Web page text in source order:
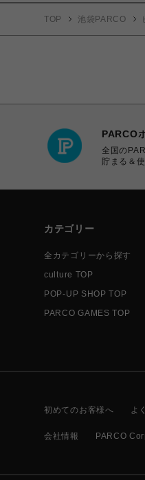
TOP 池袋PARCO
PARCO
全国の
貯まる＆
カテゴリー
全カテゴリーから探す
culture TOP
POP-UP SHOP TOP
PARCO GAMES TOP
初めてのお客様へ よ
会社情報 PARCO